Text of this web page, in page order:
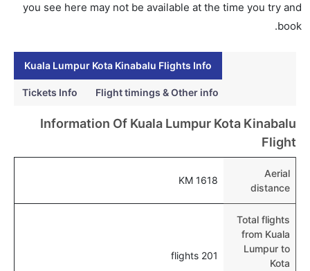
you see here may not be available at the time you try and
book.
Kuala Lumpur Kota Kinabalu Flights Info
Tickets Info Flight timings & Other info
Information Of Kuala Lumpur Kota Kinabalu
Flight
Aerial
distance
1618 KM
Total flights
from Kuala
Lumpur to
Kota
201 flights